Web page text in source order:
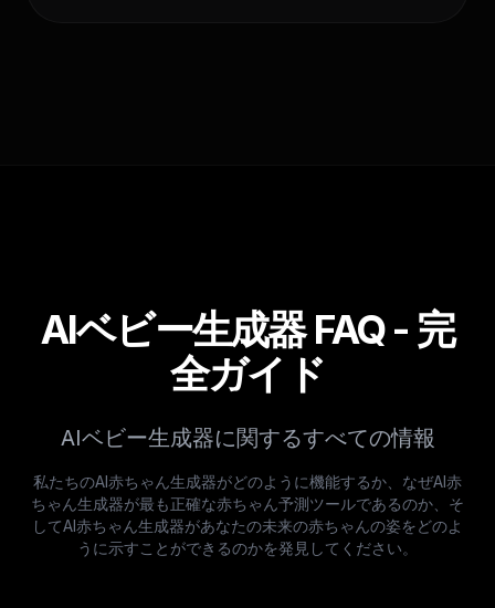
AIベビー生成器 FAQ - 完
全ガイド
AIベビー生成器に関するすべての情報
私たちのAI赤ちゃん生成器がどのように機能するか、なぜAI赤
ちゃん生成器が最も正確な赤ちゃん予測ツールであるのか、そ
してAI赤ちゃん生成器があなたの未来の赤ちゃんの姿をどのよ
うに示すことができるのかを発見してください。